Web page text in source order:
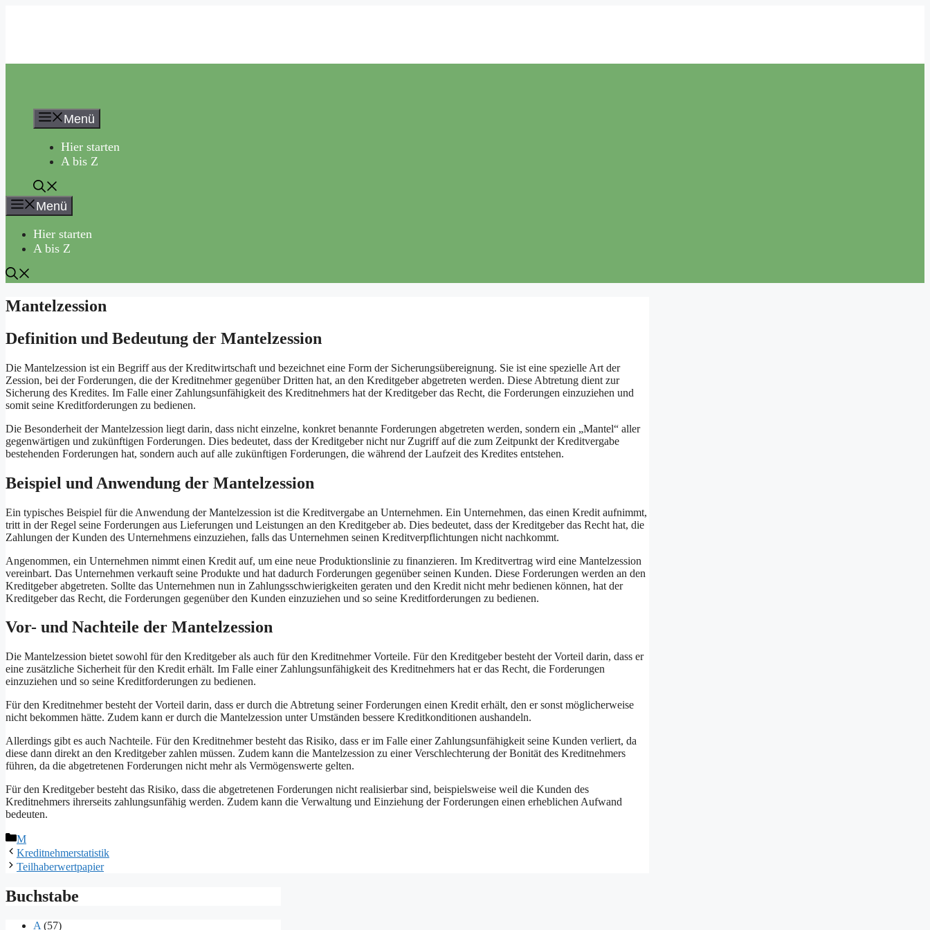
Menü
Hier starten
A bis Z
Menü
Hier starten
A bis Z
Mantelzession
Definition und Bedeutung der Mantelzession
Die Mantelzession ist ein Begriff aus der Kreditwirtschaft und bezeichnet eine Form der Sicherungsübereignung. Sie ist eine spezielle Art der
Zession, bei der Forderungen, die der Kreditnehmer gegenüber Dritten hat, an den Kreditgeber abgetreten werden. Diese Abtretung dient zur
Sicherung des Kredites. Im Falle einer Zahlungsunfähigkeit des Kreditnehmers hat der Kreditgeber das Recht, die Forderungen einzuziehen und
somit seine Kreditforderungen zu bedienen.
Die Besonderheit der Mantelzession liegt darin, dass nicht einzelne, konkret benannte Forderungen abgetreten werden, sondern ein „Mantel“ aller
gegenwärtigen und zukünftigen Forderungen. Dies bedeutet, dass der Kreditgeber nicht nur Zugriff auf die zum Zeitpunkt der Kreditvergabe
bestehenden Forderungen hat, sondern auch auf alle zukünftigen Forderungen, die während der Laufzeit des Kredites entstehen.
Beispiel und Anwendung der Mantelzession
Ein typisches Beispiel für die Anwendung der Mantelzession ist die Kreditvergabe an Unternehmen. Ein Unternehmen, das einen Kredit aufnimmt,
tritt in der Regel seine Forderungen aus Lieferungen und Leistungen an den Kreditgeber ab. Dies bedeutet, dass der Kreditgeber das Recht hat, die
Zahlungen der Kunden des Unternehmens einzuziehen, falls das Unternehmen seinen Kreditverpflichtungen nicht nachkommt.
Angenommen, ein Unternehmen nimmt einen Kredit auf, um eine neue Produktionslinie zu finanzieren. Im Kreditvertrag wird eine Mantelzession
vereinbart. Das Unternehmen verkauft seine Produkte und hat dadurch Forderungen gegenüber seinen Kunden. Diese Forderungen werden an den
Kreditgeber abgetreten. Sollte das Unternehmen nun in Zahlungsschwierigkeiten geraten und den Kredit nicht mehr bedienen können, hat der
Kreditgeber das Recht, die Forderungen gegenüber den Kunden einzuziehen und so seine Kreditforderungen zu bedienen.
Vor- und Nachteile der Mantelzession
Die Mantelzession bietet sowohl für den Kreditgeber als auch für den Kreditnehmer Vorteile. Für den Kreditgeber besteht der Vorteil darin, dass er
eine zusätzliche Sicherheit für den Kredit erhält. Im Falle einer Zahlungsunfähigkeit des Kreditnehmers hat er das Recht, die Forderungen
einzuziehen und so seine Kreditforderungen zu bedienen.
Für den Kreditnehmer besteht der Vorteil darin, dass er durch die Abtretung seiner Forderungen einen Kredit erhält, den er sonst möglicherweise
nicht bekommen hätte. Zudem kann er durch die Mantelzession unter Umständen bessere Kreditkonditionen aushandeln.
Allerdings gibt es auch Nachteile. Für den Kreditnehmer besteht das Risiko, dass er im Falle einer Zahlungsunfähigkeit seine Kunden verliert, da
diese dann direkt an den Kreditgeber zahlen müssen. Zudem kann die Mantelzession zu einer Verschlechterung der Bonität des Kreditnehmers
führen, da die abgetretenen Forderungen nicht mehr als Vermögenswerte gelten.
Für den Kreditgeber besteht das Risiko, dass die abgetretenen Forderungen nicht realisierbar sind, beispielsweise weil die Kunden des
Kreditnehmers ihrerseits zahlungsunfähig werden. Zudem kann die Verwaltung und Einziehung der Forderungen einen erheblichen Aufwand
bedeuten.
Kategorien
M
Kreditnehmerstatistik
Teilhaberwertpapier
Buchstabe
A (57)